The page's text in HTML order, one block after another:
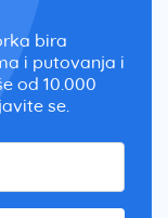
bira
i putovanja i
od 10.000
se.